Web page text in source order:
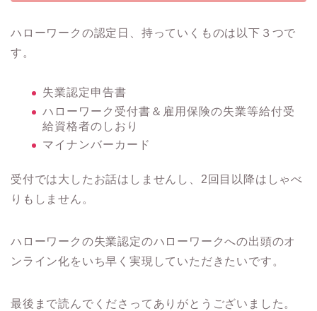
ハローワークの認定日、持っていくものは以下３つで
す。
失業認定申告書
ハローワーク受付書＆雇用保険の失業等給付受
給資格者のしおり
マイナンバーカード
受付では大したお話はしませんし、2回目以降はしゃべ
りもしません。
ハローワークの失業認定のハローワークへの出頭のオ
ンライン化をいち早く実現していただきたいです。
最後まで読んでくださってありがとうございました。